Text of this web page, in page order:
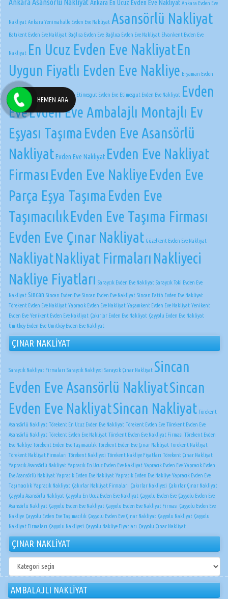
Ankara Asansörlü NakliyatAnkara En Ucuz Evden Eve Nakliyat Ankara Evden Eve
Nakliyat Ankara Yenimahalle Evden Eve Nakliyat Asansörlü Nakliyat
Batıkent Evden Eve Nakliyat Bağlıca Evden Eve Bağlıca Evden Eve Nakliyat Elvankent Evden Eve
Nakliyat En Ucuz Evden Eve NakliyatEn
Uygun Fiyatlı Evden Eve Nakliye Eryaman Evden
Eve Eryaman Evden Eve Nakliyat Etimesgut Evden Eve Etimesgut Evden Eve Nakliyat Evden
EveEvden Eve Ambalajlı Montajlı Ev
Eşyası Taşıma Evden Eve Asansörlü
NakliyatEvden Eve Nakliyat Evden Eve Nakliyat
Firması Evden Eve NakliyeEvden Eve
Parça Eşya Taşıma Evden Eve
TaşımacılıkEvden Eve Taşıma Firması
Evden Eve Çınar Nakliyat Güzelkent Evden Eve Nakliyat
NakliyatNakliyat Firmaları Nakliyeci
Nakliye Fiyatları Saraycık Evden Eve Nakliyat Saraycık Toki Evden Eve
Nakliyat Sincan Sincan Evden Eve Sincan Evden Eve Nakliyat Sincan Fatih Evden Eve Nakliyat
Törekent Evden Eve Nakliyat Yapracık Evden Eve Nakliyat Yaşamkent Evden Eve Nakliyat Yenikent
Evden Eve Yenikent Evden Eve Nakliyat Çakırlar Evden Eve Nakliyat Çayyolu Evden Eve Nakliyat
Ümitköy Evden Eve Ümitköy Evden Eve Nakliyat
ÇINAR NAKLİYAT
Saraycık Nakliyat Firmaları Saraycık Nakliyeci Saraycık Çınar Nakliyat Sincan
Evden Eve Asansörlü NakliyatSincan
Evden Eve NakliyatSincan Nakliyat Törekent
Asansörlü Nakliyat Törekent En Ucuz Evden Eve Nakliyat Törekent Evden Eve Törekent Evden Eve
Asansörlü Nakliyat Törekent Evden Eve Nakliyat Törekent Evden Eve Nakliyat Firması Törekent Evden
Eve Nakliye Törekent Evden Eve Taşımacılık Törekent Evden Eve Çınar Nakliyat Törekent Nakliyat
Törekent Nakliyat Firmaları Törekent Nakliyeci Törekent Nakliye Fiyatları Törekent Çınar Nakliyat
Yapracık Asansörlü Nakliyat Yapracık En Ucuz Evden Eve Nakliyat Yapracık Evden Eve Yapracık Evden
Eve Asansörlü Nakliyat Yapracık Evden Eve Nakliyat Yapracık Evden Eve Nakliye Yapracık Evden Eve
Taşımacılık Yapracık Nakliyat Çakırlar Nakliyat Firmaları Çakırlar Nakliyeci Çakırlar Çınar Nakliyat
Çayyolu Asansörlü Nakliyat Çayyolu En Ucuz Evden Eve Nakliyat Çayyolu Evden Eve Çayyolu Evden Eve
Asansörlü Nakliyat Çayyolu Evden Eve Nakliyat Çayyolu Evden Eve Nakliyat Firması Çayyolu Evden Eve
Nakliye Çayyolu Evden Eve Taşımacılık Çayyolu Evden Eve Çınar Nakliyat Çayyolu Nakliyat Çayyolu
Nakliyat Firmaları Çayyolu Nakliyeci Çayyolu Nakliye Fiyatları Çayyolu Çınar Nakliyat
ÇINAR NAKLİYAT
NAKLİYAT
AMBALAJLI NAKLİYAT
HEMEN ARA